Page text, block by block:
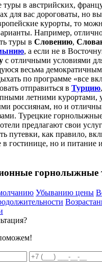
в австрийских,
для вас дороговаты, но
курорты, то
Например, отлично
туры в Словению,
, а если не в
с отличными условиями
весьма
по программе «все
отправиться в Турцию
летними курортами,
россиянам, но и
Турецкие
предлагают свои
путевки, как правило,
гостинице, но и питание
горнолыжные
Убыванию цены